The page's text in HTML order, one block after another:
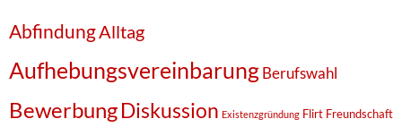
AbfindungAlltag
AufhebungsvereinbarungBerufswahl
BewerbungDiskussion Existenzgründung Flirt Freundschaft